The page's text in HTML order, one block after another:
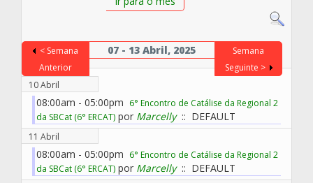
< Semana
Anterior
07 - 13 Abril, 2025
Semana
Seguinte >
10 Abril
08:00am - 05:00pm 6° Encontro de Catálise da Regional 2
da SBCat (6° ERCAT) por Marcelly:: DEFAULT
11 Abril
08:00am - 05:00pm 6° Encontro de Catálise da Regional 2
da SBCat (6° ERCAT) por Marcelly:: DEFAULT